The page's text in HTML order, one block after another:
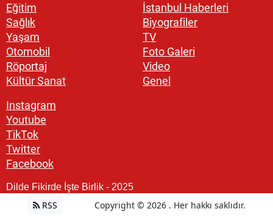
Eğitim
Sağlık
Yaşam
Otomobil
Röportaj
Kültür Sanat
İstanbul Haberleri
Biyografiler
TV
Foto Galeri
Video
Genel
Instagram
Youtube
TikTok
Twitter
Facebook
Dilde Fikirde İşte Birlik - 2025
RSS Copyright © 2026 . Her hakkı saklıdır.